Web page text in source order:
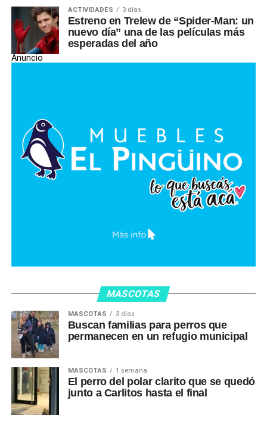
ACTIVIDADES 3 días
Estreno en Trelew de “Spider-Man: un
nuevo día” una de las películas más
esperadas del año
Anuncio
MASCOTAS
MASCOTAS 3 días
Buscan familias para perros que
permanecen en un refugio municipal
MASCOTAS 1 semana
El perro del polar clarito que se quedó
junto a Carlitos hasta el final